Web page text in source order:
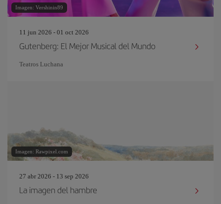
Imagen: Vershinin89
11 jun 2026 - 01 oct 2026
Gutenberg: El Mejor Musical del Mundo
Teatros Luchana
Imagen: Rawpixel.com
27 abr 2026 - 13 sep 2026
La imagen del hambre